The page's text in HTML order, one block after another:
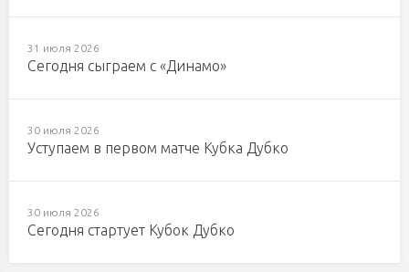
31 июля 2026
Сегодня сыграем с «Динамо»
30 июля 2026
Уступаем в первом матче Кубка Дубко
30 июля 2026
Сегодня стартует Кубок Дубко